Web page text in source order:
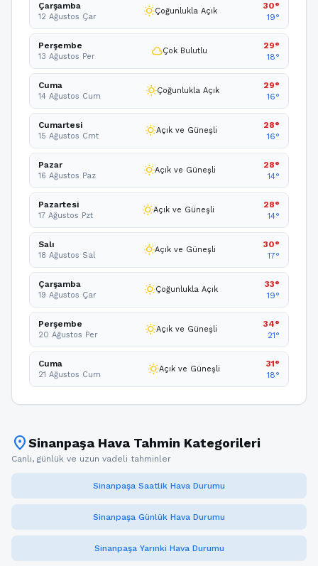
Çarşamba
12 Ağustos Çar wb_sunnyÇoğunlukla Açık
30°
19°
Perşembe
13 Ağustos Per cloudÇok Bulutlu
29°
18°
Cuma
14 Ağustos Cum wb_sunnyÇoğunlukla Açık
29°
16°
Cumartesi
15 Ağustos Cmt wb_sunnyAçık ve Güneşli
28°
16°
Pazar
16 Ağustos Paz wb_sunnyAçık ve Güneşli
28°
14°
Pazartesi
17 Ağustos Pzt wb_sunnyAçık ve Güneşli
28°
14°
Salı
18 Ağustos Sal wb_sunnyAçık ve Güneşli
30°
17°
Çarşamba
19 Ağustos Çar wb_sunnyÇoğunlukla Açık
33°
19°
Perşembe
20 Ağustos Per wb_sunnyAçık ve Güneşli
34°
21°
Cuma
21 Ağustos Cum wb_sunnyAçık ve Güneşli
31°
18°
location_onSinanpaşa Hava Tahmin Kategorileri
Canlı, günlük ve uzun vadeli tahminler
Sinanpaşa Saatlik Hava Durumu
Sinanpaşa Günlük Hava Durumu
Sinanpaşa Yarınki Hava Durumu